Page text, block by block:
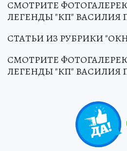
СМОТРИТЕ
ЛЕГЕНДЫ "КП" ВАСИЛИЯ
СТАТЬИ ИЗ РУБРИКИ
СМОТРИТЕ
ЛЕГЕНДЫ "КП" ВАСИЛИЯ